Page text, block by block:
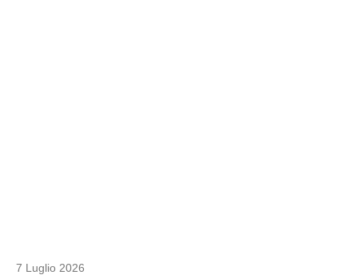
7 Luglio 2026